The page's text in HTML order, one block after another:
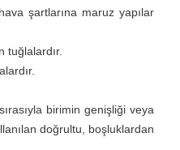
şartlarına maruz yapılar
tuğlalardır.
birimin genişliği veya
doğrultu, boşluklardan